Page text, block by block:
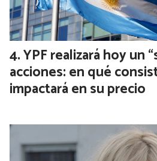
YPF realizará hoy un
acciones: en qué
impactará en su precio